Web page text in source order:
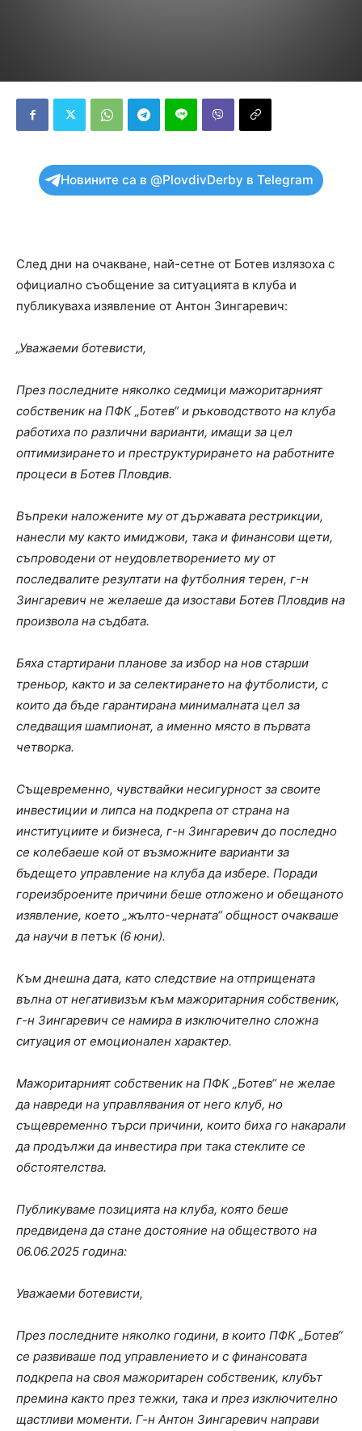
Новините са в @PlovdivDerby в Telegram
След дни на очакване, най-сетне от Ботев излязоха с
официално съобщение за ситуацията в клуба и
публикуваха изявление от Антон Зингаревич:
„Уважаеми ботевисти,
През последните няколко седмици мажоритарният
собственик на ПФК „Ботев“ и ръководството на клуба
работиха по различни варианти, имащи за цел
оптимизирането и преструктурирането на работните
процеси в Ботев Пловдив.
Въпреки наложените му от държавата рестрикции,
нанесли му както имиджови, така и финансови щети,
съпроводени от неудовлетворението му от
последвалите резултати на футболния терен, г-н
Зингаревич не желаеше да изостави Ботев Пловдив на
произвола на съдбата.
Бяха стартирани планове за избор на нов старши
треньор, както и за селектирането на футболисти, с
които да бъде гарантирана минималната цел за
следващия шампионат, а именно място в първата
четворка.
Същевременно, чувствайки несигурност за своите
инвестиции и липса на подкрепа от страна на
институциите и бизнеса, г-н Зингаревич до последно
се колебаеше кой от възможните варианти за
бъдещето управление на клуба да избере. Поради
гореизброените причини беше отложено и обещаното
изявление, което „жълто-черната“ общност очакваше
да научи в петък (6 юни).
Към днешна дата, като следствие на отприщената
вълна от негативизъм към мажоритарния собственик,
г-н Зингаревич се намира в изключително сложна
ситуация от емоционален характер.
Мажоритарният собственик на ПФК „Ботев“ не желае
да навреди на управлявания от него клуб, но
същевременно търси причини, които биха го накарали
да продължи да инвестира при така стеклите се
обстоятелства.
Публикуваме позицията на клуба, която беше
предвидена да стане достояние на обществото на
06.06.2025 година:
Уважаеми ботевисти,
През последните няколко години, в които ПФК „Ботев“
се развиваше под управлението и с финансовата
подкрепа на своя мажоритарен собственик, клубът
премина както през тежки, така и през изключително
щастливи моменти. Г-н Антон Зингаревич направи